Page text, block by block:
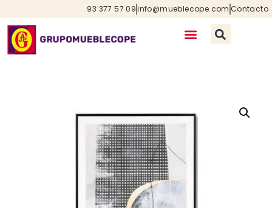
93 377 57 09info@mueblecope.com Contacto